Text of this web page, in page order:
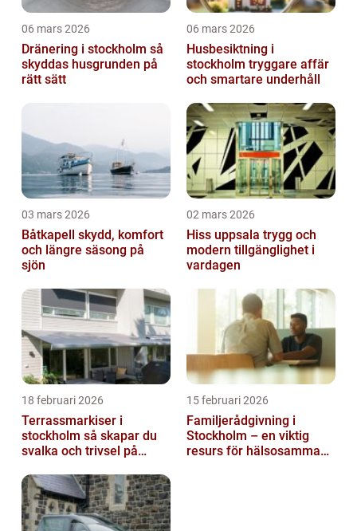
06 mars 2026
Dränering i stockholm så
skyddas husgrunden på
rätt sätt
06 mars 2026
Husbesiktning i
stockholm tryggare affär
och smartare underhåll
03 mars 2026
Båtkapell skydd, komfort
och längre säsong på
sjön
02 mars 2026
Hiss uppsala trygg och
modern tillgänglighet i
vardagen
18 februari 2026
Terrassmarkiser i
stockholm så skapar du
svalka och trivsel på
15 februari 2026
Familjerådgivning i
Stockholm – en viktig
resurs för hälsosamma